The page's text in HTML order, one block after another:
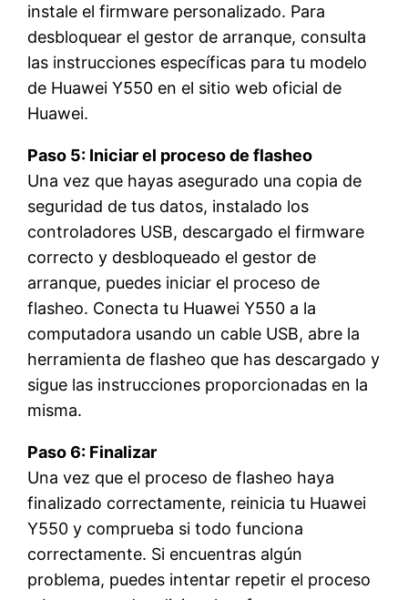
instale el firmware personalizado. Para
desbloquear el gestor de arranque, consulta
las instrucciones específicas para tu modelo
de Huawei Y550 en el sitio web oficial de
Huawei.
Paso 5: Iniciar el proceso de flasheo
Una vez que hayas asegurado una copia de
seguridad de tus datos, instalado los
controladores USB, descargado el firmware
correcto y desbloqueado el gestor de
arranque, puedes iniciar el proceso de
flasheo. Conecta tu Huawei Y550 a la
computadora usando un cable USB, abre la
herramienta de flasheo que has descargado y
sigue las instrucciones proporcionadas en la
misma.
Paso 6: Finalizar
Una vez que el proceso de flasheo haya
finalizado correctamente, reinicia tu Huawei
Y550 y comprueba si todo funciona
correctamente. Si encuentras algún
problema, puedes intentar repetir el proceso